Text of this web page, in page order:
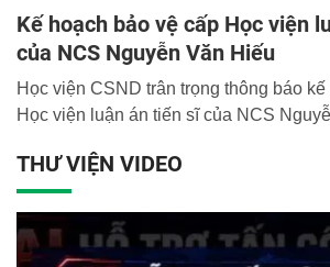
Kế hoạch bảo vệ cấp Học viện
của NCS Nguyễn Văn Hiếu
Học viện CSND trân trọng thông báo
Học viện luận án tiến sĩ của NCS
THƯ VIỆN VIDEO